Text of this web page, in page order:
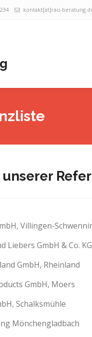
kontakt[at]rau-
Villingen-
Liebers GmbH & Co.
GmbH, Rheinland
GmbH, Moers
Schalksmühle
Mönchengladbach